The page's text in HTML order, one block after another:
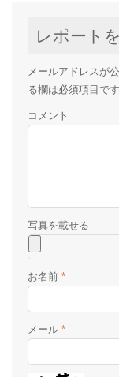
レポート
メールアドレスが
る欄は必須項目です
コメント
お名前 *
メール *